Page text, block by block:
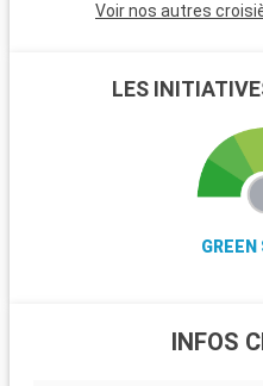
Voir nos autres
LES
GREEN
INFOS